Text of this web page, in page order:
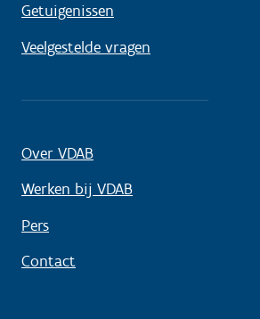
Getuigenissen
Veelgestelde vragen
Over VDAB
Werken bij VDAB
Pers
Contact